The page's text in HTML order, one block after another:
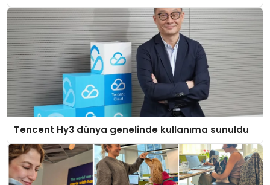
Tencent Hy3 dünya genelinde kullanıma sunuldu